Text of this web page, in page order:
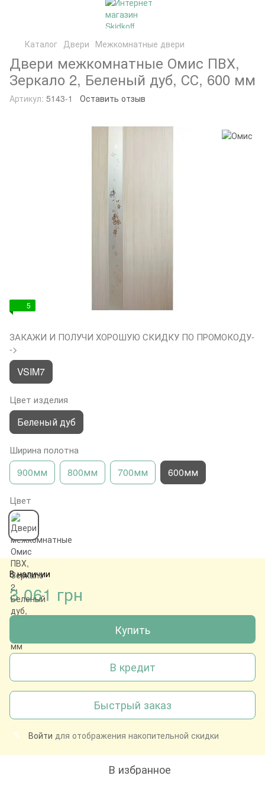
Каталог Двери Межкомнатные двери
Двери межкомнатные Омис ПВХ,
Зеркало 2, Беленый дуб, СС, 600 мм
Артикул: 5143-1 Оставить отзыв
5
ЗАКАЖИ И ПОЛУЧИ ХОРОШУЮ СКИДКУ ПО ПРОМОКОДУ-
->
VSIM7
Цвет изделия
Беленый дуб
Ширина полотна
900мм 800мм 700мм 600мм
Цвет
В наличии
3 061 грн
Купить
В кредит
Быстрый заказ
% Войти для отображения накопительной скидки
В избранное